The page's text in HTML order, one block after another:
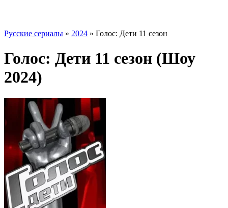
Русские сериалы » 2024 » Голос: Дети 11 сезон
Голос: Дети 11 сезон (Шоу
2024)